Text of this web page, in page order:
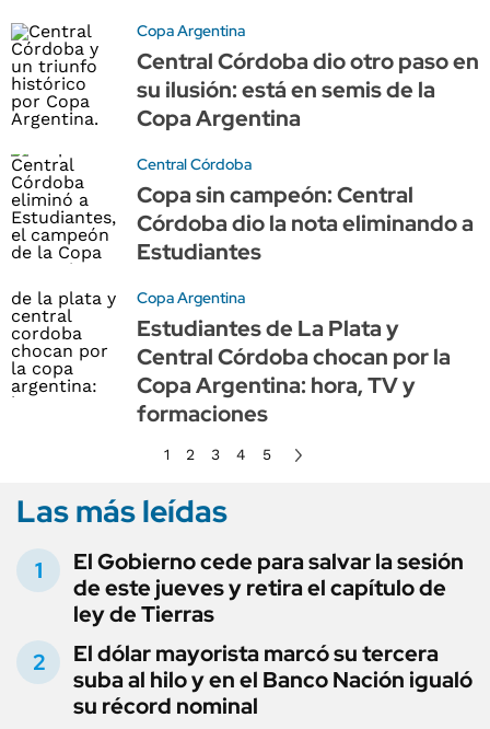
Copa Argentina
Central Córdoba dio otro paso en
su ilusión: está en semis de la
Copa Argentina
Central Córdoba
Copa sin campeón: Central
Córdoba dio la nota eliminando a
Estudiantes
Copa Argentina
Estudiantes de La Plata y
Central Córdoba chocan por la
Copa Argentina: hora, TV y
formaciones
1 2 3 4 5
Las más leídas
El Gobierno cede para salvar la sesión
de este jueves y retira el capítulo de
ley de Tierras
El dólar mayorista marcó su tercera
suba al hilo y en el Banco Nación igualó
su récord nominal